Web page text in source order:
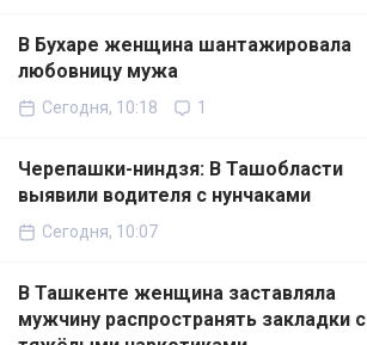
В Бухаре женщина шантажировала
любовницу мужа
Сегодня, 10:18 1
Черепашки-ниндзя: В Ташобласти
выявили водителя с нунчаками
Сегодня, 10:07
В Ташкенте женщина заставляла
мужчину распространять закладки с